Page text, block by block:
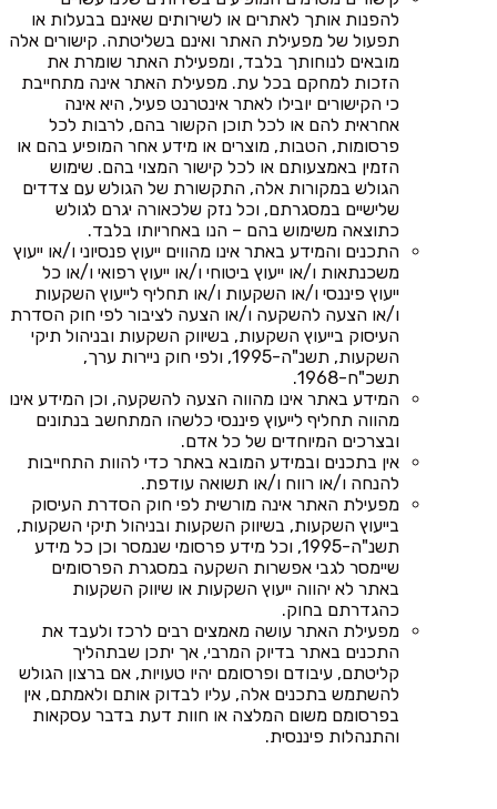
להפנות אותך לאתרים או לשירותים שאינם בבעלות או
תפעול של מפעילת האתר ואינם בשליטתה. קישורים אלה
מובאים לנוחותך בלבד, ומפעילת האתר שומרת את
הזכות למחקם בכל עת. מפעילת האתר אינה מתחייבת
כי הקישורים יובילו לאתר אינטרנט פעיל, היא אינה
אחראית להם או לכל תוכן הקשור בהם, לרבות לכל
פרסומות, הטבות, מוצרים או מידע אחר המופיע בהם או
הזמין באמצעותם או לכל קישור המצוי בהם. שימוש
הגולש במקורות אלה, התקשורת של הגולש עם צדדים
שלישיים במסגרתם, וכל נזק שלכאורה יגרם לגולש
כתוצאה משימוש בהם – הנו באחריותו בלבד.
התכנים והמידע באתר אינו מהווים ייעוץ פנסיוני ו/או ייעוץ
משכנתאות ו/או ייעוץ ביטוחי ו/או ייעוץ רפואי ו/או כל
ייעוץ פיננסי ו/או השקעות ו/או תחליף לייעוץ השקעות
ו/או הצעה להשקעה ו/או הצעה לציבור לפי חוק הסדרת
העיסוק בייעוץ השקעות, בשיווק השקעות ובניהול תיקי
השקעות, תשנ"ה-1995, ולפי חוק ניירות ערך,
תשכ"ח-1968.
המידע באתר אינו מהווה הצעה להשקעה, וכן המידע אינו
מהווה תחליף לייעוץ פיננסי כלשהו המתחשב בנתונים
ובצרכים המיוחדים של כל אדם.
אין בתכנים ובמידע המובא באתר כדי להוות התחייבות
להנחה ו/או רווח ו/או תשואה עודפת.
מפעילת האתר אינה מורשית לפי חוק הסדרת העיסוק
בייעוץ השקעות, בשיווק השקעות ובניהול תיקי השקעות,
תשנ"ה-1995, וכל מידע פרסומי שנמסר וכן כל מידע
שיימסר לגבי אפשרות השקעה במסגרת הפרסומים
באתר לא יהווה ייעוץ השקעות או שיווק השקעות
כהגדרתם בחוק.
מפעילת האתר עושה מאמצים רבים לרכז ולעבד את
התכנים באתר בדיוק המרבי, אך יתכן שבתהליך
קליטתם, עיבודם ופרסומם יהיו טעויות, אם ברצון הגולש
להשתמש בתכנים אלה, עליו לבדוק אותם ולאמתם, אין
בפרסומם משום המלצה או חוות דעת בדבר עסקאות
והתנהלות פיננסית.